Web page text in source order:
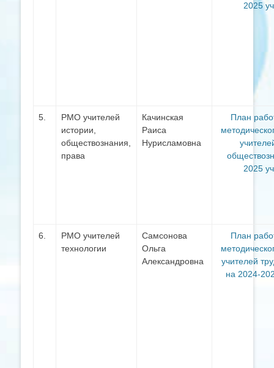
2025
5.
РМО учителей
истории,
обществознания,
права
Качинская
Раиса
Нурисламовна
План
2025
6.
РМО учителей
технологии
Самсонова
Ольга
Александровна
План
учителей
на 2024-